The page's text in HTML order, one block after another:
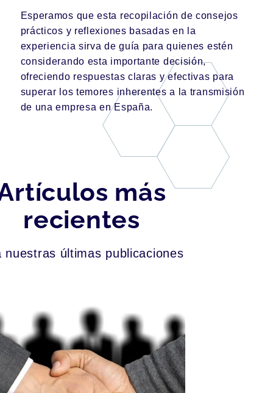
Esperamos que esta recopilación de consejos
prácticos y reflexiones basadas en la
experiencia sirva de guía para quienes estén
considerando esta importante decisión,
ofreciendo respuestas claras y efectivas para
superar los temores inherentes a la transmisión
de una empresa en España.
más
recientes
nuestras últimas publicaciones